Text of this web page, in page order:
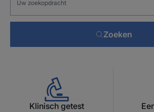
Zoeken
Klinisch getest